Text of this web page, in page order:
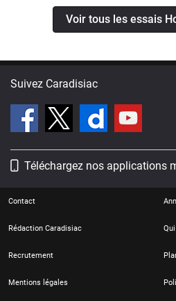
Voir tous les essais
Suivez Caradisiac
Téléchargez nos applications
Contact
Rédaction Caradisiac
Recrutement
Mentions légales